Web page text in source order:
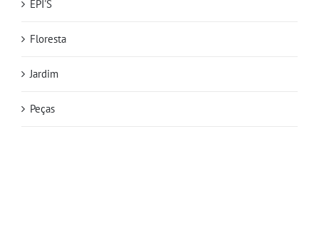
EPI'S
Floresta
Jardim
Peças